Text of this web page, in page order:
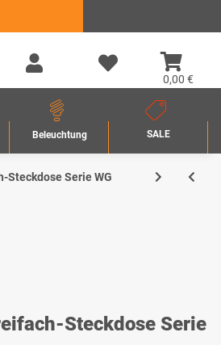
0,00 €
Beleuchtung SALE
Steckdose Serie WG
Steckdose Serie